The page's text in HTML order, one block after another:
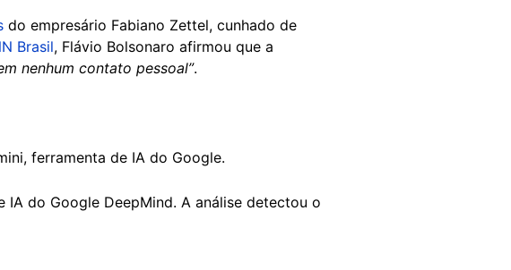
do empresário Fabiano Zettel, cunhado de
Brasil, Flávio Bolsonaro afirmou que a
nenhum contato pessoal”.
ferramenta de IA do Google.
do Google DeepMind. A análise detectou o